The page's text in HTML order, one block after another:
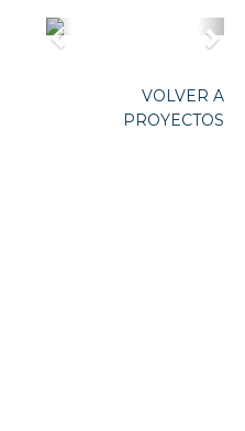
VOLVER A
PROYECTOS